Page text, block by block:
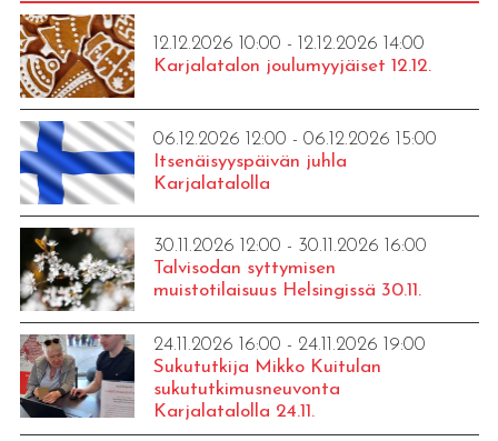
12.12.2026 10:00 - 12.12.2026 14:00
Karjalatalon joulumyyjäiset 12.12.
06.12.2026 12:00 - 06.12.2026 15:00
Itsenäisyyspäivän juhla
Karjalatalolla
30.11.2026 12:00 - 30.11.2026 16:00
Talvisodan syttymisen
muistotilaisuus Helsingissä 30.11.
24.11.2026 16:00 - 24.11.2026 19:00
Sukututkija Mikko Kuitulan
sukututkimusneuvonta
Karjalatalolla 24.11.